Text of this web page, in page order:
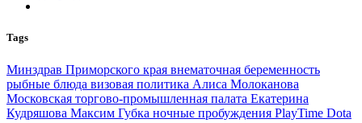
Tags
Минздрав Приморского края внематочная беременность
рыбные блюда визовая политика Алиса Молоканова
Московская торгово-промышленная палата Екатерина
Кудряшова Максим Губка ночные пробуждения PlayTime Dota